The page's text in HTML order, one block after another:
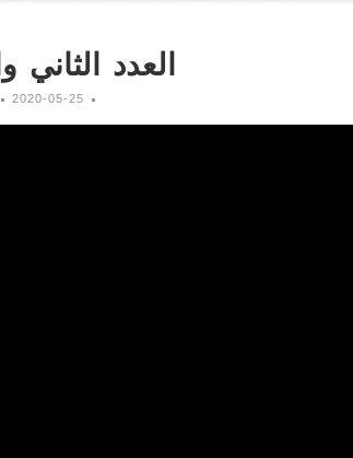
العدد الثاني
2020-05-25